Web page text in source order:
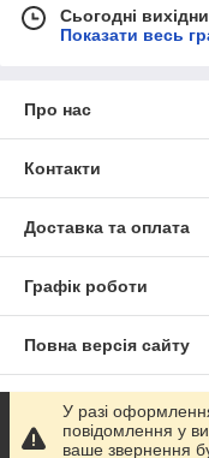
Сьогодні
Показати весь
Про нас
Контакти
Доставка та оплата
Графік роботи
Повна версія сайту
Сайт створено на
У разі
повідомлення у
ваше звернення